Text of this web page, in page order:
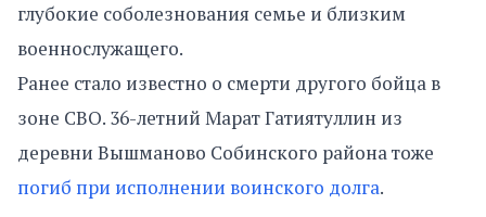
глубокие соболезнования семье и близким
военнослужащего.
Ранее стало известно о смерти другого бойца в
зоне СВО. 36-летний Марат Гатиятуллин из
деревни Вышманово Собинского района тоже
погиб при исполнении воинского долга.